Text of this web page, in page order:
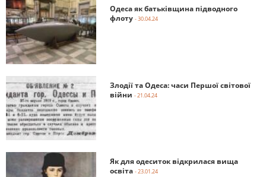
Одеса як батьківщина підводного
флоту - 30.04.24
Злодії та Одеса: часи Першої світової
війни - 21.04.24
Як для одеситок відкрилася вища
освіта - 23.01.24